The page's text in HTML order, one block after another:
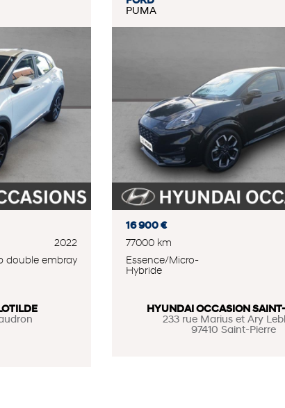
2022
double embray
PUMA
16 900 €
77000 km
Essence/Micro-
Hybride
HYUNDAI OCCASION
233 rue Marius et Ary
97410 Saint-Pierre